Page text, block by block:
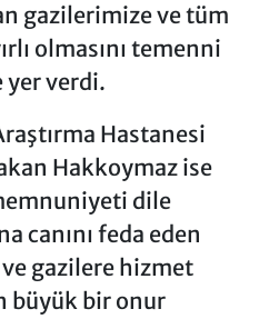
gazilerimize ve tüm
olmasını temenni
yer verdi.
Hastanesi
Hakkoymaz ise
dile
canını feda eden
gazilere hizmet
büyük bir onur